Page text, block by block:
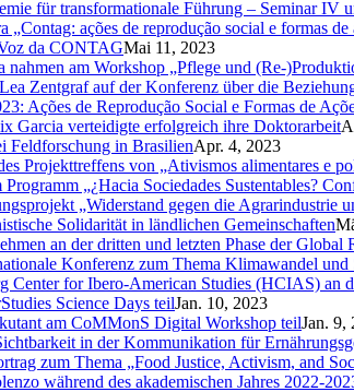
für transformationale Führung – Seminar IV
ações de reprodução social e formas
da CONTAGMai 11, 2023
am Workshop „Pflege und (Re-
Zentgraf auf der Konferenz über die
Ações de Reprodução Social e Formas de
Garcia verteidigte erfolgreich ihre Doktorarbeit
Feldforschung in BrasilienApr. 4, 2023
Projekttreffens von „Ativismos alimentares e
„¿Hacia Sociedades Sustentables?
„Widerstand gegen die Agrarindustrie
Solidarität in ländlichen Gemeinschaften
an der dritten und letzten Phase der Global
Konferenz zum Thema Klimawandel und
Center for Ibero-American Studies (HCIAS) an
Science Days teilJan. 10, 2023
am CoMMonS Digital Workshop teilJan. 9,
in der Kommunikation für
zum Thema „Food Justice, Activism, and
während des akademischen Jahres 2022-